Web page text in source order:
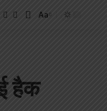
Font
Aa
हैक